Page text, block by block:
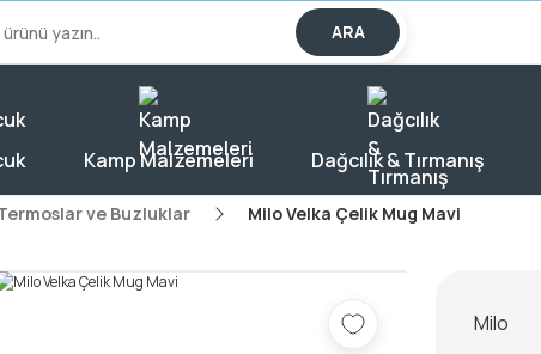
2000 TL Üzeri Alışverişlerde KARGO BEDAVA!
ARA
Kamp Malzemeleri Dağcılık & Tırmanış
ve Buzluklar Milo Velka Çelik Mug Mavi
Milo